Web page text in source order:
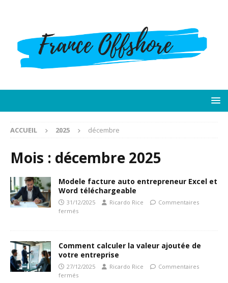
ACCUEIL 2025 décembre
Mois : décembre 2025
Modele facture auto entrepreneur Excel et
Word téléchargeable
31/12/2025 Ricardo Rice
Commentaires
fermés
Comment calculer la valeur ajoutée de
votre entreprise
27/12/2025 Ricardo Rice
Commentaires
fermés